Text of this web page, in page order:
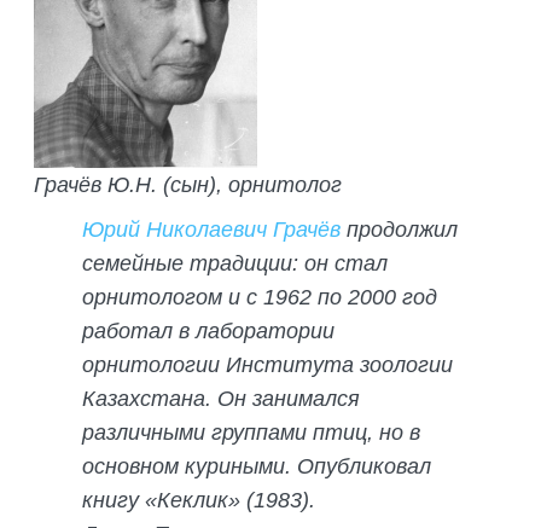
Грачёв Ю.Н. (сын), орнитолог
Юрий Николаевич Грачёв продолжил
семейные традиции: он стал
орнитологом и с 1962 по 2000 год
работал в лаборатории
орнитологии Института зоологии
Казахстана. Он занимался
различными группами птиц, но в
основном куриными. Опубликовал
книгу «Кеклик» (1983).